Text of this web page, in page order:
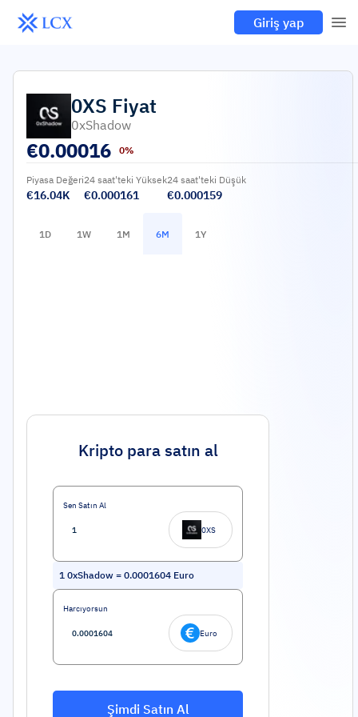
Giriş yap
0XS Fiyat
0xShadow
€0.00016 0%
Piyasa Değeri
€16.04K
24 saat'teki Yüksek
€0.000161
24 saat'teki Düşük
€0.000159
1D 1W 1M 6M 1Y
Kripto para satın al
Sen Satın Al
0XS
1 0xShadow = 0.0001604 Euro
Harcıyorsun
Euro
Şimdi Satın Al